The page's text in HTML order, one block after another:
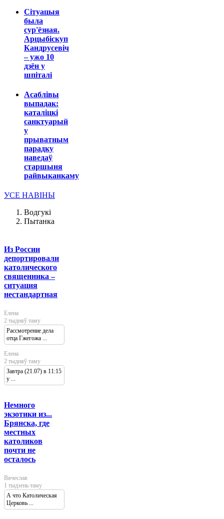
Сітуацыя
была
сур'ёзная.
Арцыбіскуп
Кандрусевіч
– ужо 10
дзён у
шпіталі
Асаблівы
выпадак:
каталіцкі
санктуарый
у
прыватным
парадку
наведаў
старшыня
райвыканкаму
УСЕ НАВІНЫ
Водгукі
Пытанка
Из России
депортировали
католического
священника –
ситуация
нестандартная
Елена
2 тыдняў таму
Рассмотрение дела
отца Гжегожа ...
Елена
2 тыдняў таму
Завтра (21.07) в 11:15
у ...
Немного
экзотики из...
Брянска, где
местных
католиков
почти не
осталось
Вячеслав
1 тыдзень таму
А что Католическая
Церковь ...